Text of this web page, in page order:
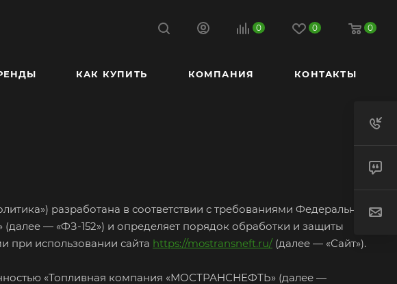
0 0 0
КАК КУПИТЬ КОМПАНИЯ КОНТАКТЫ
разработана в соответствии с требованиями Федерального
— «ФЗ-152») и определяет порядок обработки и защиты
при использовании сайта https://mostransneft.ru/(далее — «Сайт»).
«Топливная компания «МОСТРАНСНЕФТЬ» (далее —